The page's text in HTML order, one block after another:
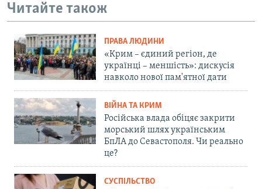
Читайте також
ПРАВА ЛЮДИНИ
«Крим – єдиний регіон, де
українці – меншість»: дискусія
навколо нової пам'ятної дати
ВІЙНА ТА КРИМ
Російська влада обіцяє закрити
морський шлях українським
БпЛА до Севастополя. Чи реально
це?
СУСПІЛЬСТВО